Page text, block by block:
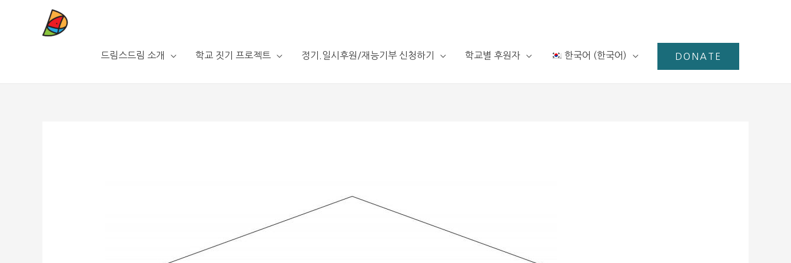
드림스드림 소개 학교 짓기 프로젝트 정기.일시후원/재능기부 신청하기 학교별 후원자 한국어 (한국어 ) DONATE